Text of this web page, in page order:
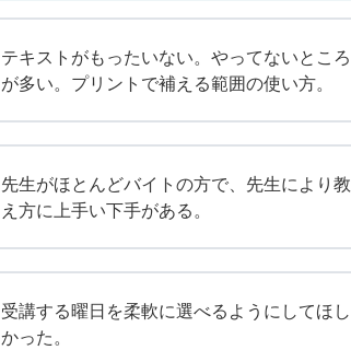
テキストがもったいない。やってないところ
が多い。プリントで補える範囲の使い方。
先生がほとんどバイトの方で、先生により教
え方に上手い下手がある。
受講する曜日を柔軟に選べるようにしてほし
かった。